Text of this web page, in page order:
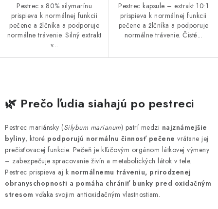
Pestrec s 80% silymarínu
prispieva k normálnej funkcii
pečene a žlčníka a podporuje
normálne trávenie. Silný extrakt
v...
Pestrec kapsule – extrakt 10:1
prispieva k normálnej funkcii
pečene a žlčníka a podporuje
normálne trávenie. Čisté...
v
l
á
d
a
c
i
e
p
🌿 Prečo ľudia siahajú po pestreci
Pestrec mariánsky (Silybum marianum) patrí medzi najznámejšie
byliny, ktoré podporujú normálnu činnosť pečene vrátane jej
prečisťovacej funkcie. Pečeň je kľúčovým orgánom látkovej výmeny
– zabezpečuje spracovanie živín a metabolických látok v tele.
Pestrec prispieva aj k normálnemu tráveniu, prirodzenej
obranyschopnosti a pomáha chrániť bunky pred oxidačným
stresom vďaka svojim antioxidačným vlastnostiam.